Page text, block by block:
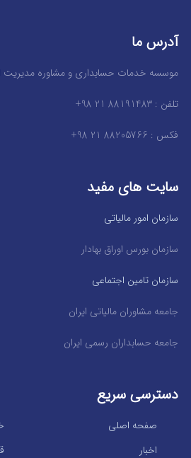
آدرس ما
موسسه خدمات حسابداری و مشاوره مدیریت
تلفن : 88191483 21 98+
فکس : 88205766 21 98+
سایت های مفید
سازمان امور مالیاتی
سازمان بورس اوراق بهادار
سازمان تامین اجتماعی
جامعه مشاوران مالیاتی ایران
جامعه حسابداران رسمی ایران
دسترسی سریع
صفحه اصلی
اخبار